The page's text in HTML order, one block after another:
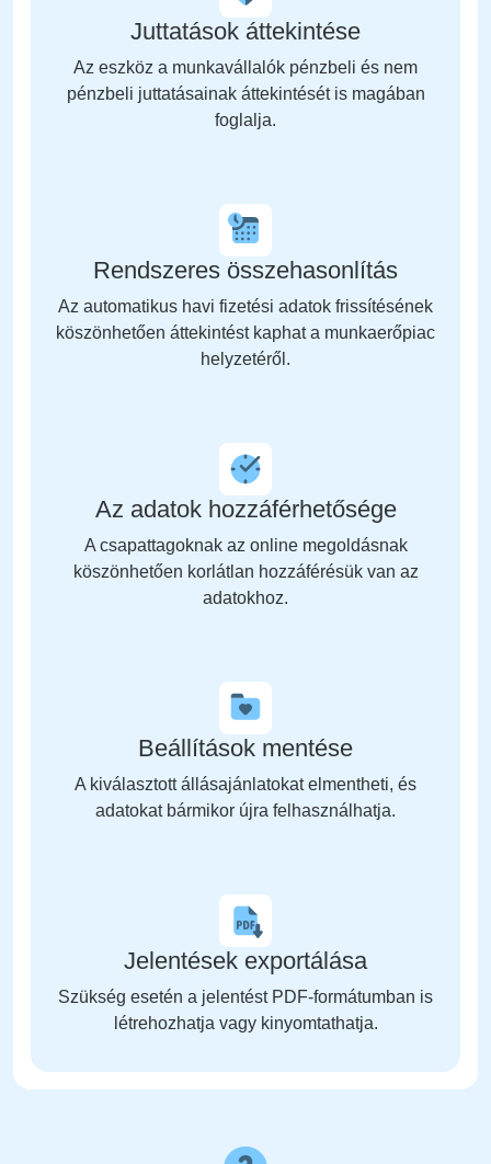
Juttatások áttekintése
Az eszköz a munkavállalók pénzbeli és nem
pénzbeli juttatásainak áttekintését is magában
foglalja.
Rendszeres összehasonlítás
Az automatikus havi fizetési adatok frissítésének
köszönhetően áttekintést kaphat a munkaerőpiac
helyzetéről.
Az adatok hozzáférhetősége
A csapattagoknak az online megoldásnak
köszönhetően korlátlan hozzáférésük van az
adatokhoz.
Beállítások mentése
A kiválasztott állásajánlatokat elmentheti, és
adatokat bármikor újra felhasználhatja.
Jelentések exportálása
Szükség esetén a jelentést PDF-formátumban is
létrehozhatja vagy kinyomtathatja.